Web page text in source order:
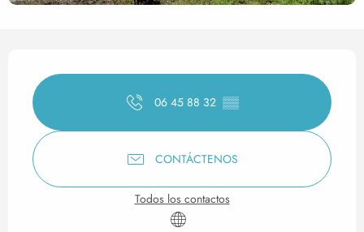
Horarios y datos de
06 45 88 32 ▒▒
CONTÁCTENOS
Todos los contactos